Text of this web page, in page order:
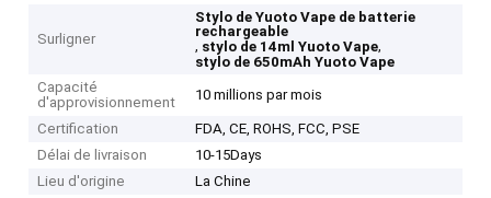
Surligner
Stylo de Yuoto Vape de batterie
rechargeable
, stylo de 14ml Yuoto Vape,
stylo de 650mAh Yuoto Vape
Capacité
d'approvisionnement
10 millions par mois
Certification
FDA, CE, ROHS, FCC, PSE
Délai de livraison
10-15Days
Lieu d'origine
La Chine